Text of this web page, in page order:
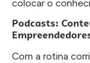
colocar o
Podcasts:
Com a rotina